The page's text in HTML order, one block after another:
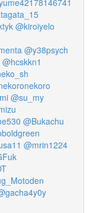
@kiroiyelo
@y38psych
@hcskkn1
@su_my
@Bukachu
@mrin1224